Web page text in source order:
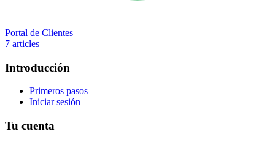
Portal de Clientes
7 articles
Introducción
Primeros pasos
Iniciar sesión
Tu cuenta